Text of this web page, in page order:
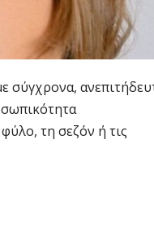
σύγχρονα,
τη σεζόν ή τις